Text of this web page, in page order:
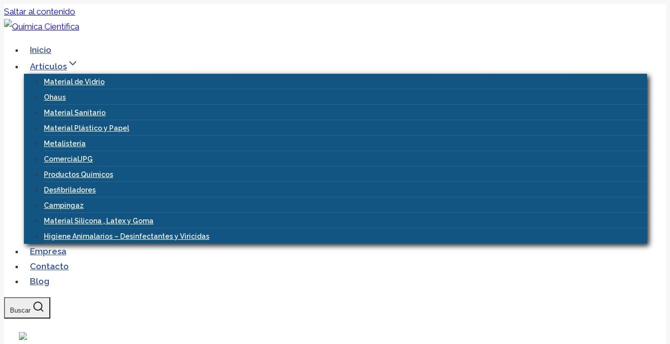
Saltar al contenido
Inicio
Artículos
Material de Vidrio
Ohaus
Material Sanitario
Material Plástico y Papel
Metalistería
ComercialJPG
Productos Químicos
Desfibriladores
Campingaz
Material Silicona , Latex y Goma
Higiene Animalarios – Desinfectantes y Viricidas
Empresa
Contacto
Blog
Buscar